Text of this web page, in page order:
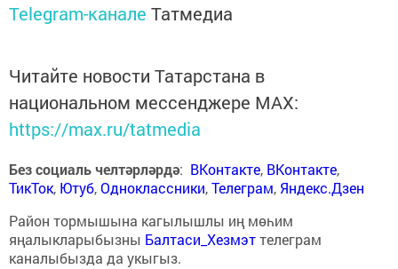
Telegram-канале Татмедиа
Читайте новости Татарстана в
национальном мессенджере MАХ:
https://max.ru/tatmedia
Без социаль челтәрләрдә: ВКонтакте, ВКонтакте,
ТикТок, Ютуб,Одноклассники,Телеграм, Яндекс.Дзен
Район тормышына кагылышлы иң мөһим
яңалыкларыбызны Балтаси_Хезмэттелеграм
каналыбызда да укыгыз.